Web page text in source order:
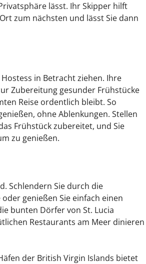
lässt. Ihr Skipper hilft
zum nächsten und lässt Sie dann
in Betracht ziehen. Ihre
Zubereitung gesunder Frühstücke
Reise ordentlich bleibt. So
ohne Ablenkungen. Stellen
Frühstück zubereitet, und Sie
zu genießen.
Schlendern Sie durch die
genießen Sie einfach einen
bunten Dörfer von St. Lucia
Restaurants am Meer dinieren
der British Virgin Islands bietet